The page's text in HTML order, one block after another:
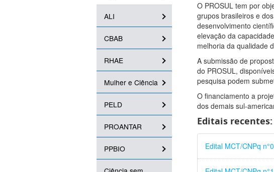
ALI
CBAB
RHAE
Mulher e Ciência
PELD
PROANTAR
PPBIO
O PROSUL tem por
grupos brasileiros e
desenvolvimento
elevação da
melhoria da qualidade
A submissão de
do PROSUL,
pesquisa podem
O financiamento a
dos demais sul-
Editais recentes:
Edital MCT/CNPq